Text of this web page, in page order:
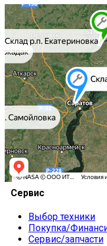
Наши контакты и
Надежный поставщик
запасных частей.
Сервис
Выбор техники
Покупка/
Сервис/запчасти